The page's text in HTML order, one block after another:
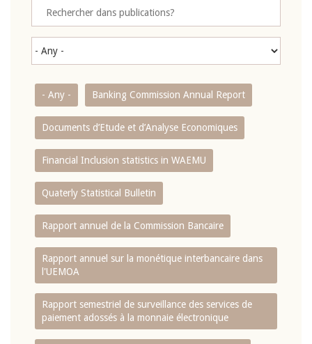
- Any - Banking Commission Annual Report
Documents d’Etude et d’Analyse Economiques
Financial Inclusion statistics in WAEMU
Quaterly Statistical Bulletin
Rapport annuel de la Commission Bancaire
Rapport annuel sur la monétique interbancaire dans
l'UEMOA
Rapport semestriel de surveillance des services de
paiement adossés à la monnaie électronique